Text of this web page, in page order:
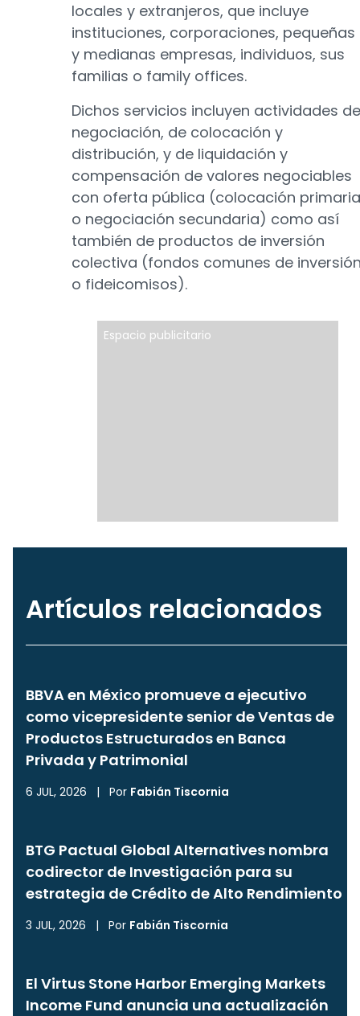
locales y extranjeros, que incluye
instituciones, corporaciones, pequeñas
y medianas empresas, individuos, sus
familias o family offices.
Dichos servicios incluyen actividades de
negociación, de colocación y
distribución, y de liquidación y
compensación de valores negociables
con oferta pública (colocación primaria
o negociación secundaria) como así
también de productos de inversión
colectiva (fondos comunes de
o fideicomisos).
Espacio publicitario
Artículos relacionados
BBVA en México promueve a ejecutivo
como vicepresidente senior de Ventas de
Productos Estructurados en Banca
Privada y Patrimonial
6 JUL, 2026 | Por Fabián Tiscornia
BTG Pactual Global Alternatives nombra
codirector de Investigación para su
estrategia de Crédito de Alto Rendimiento
3 JUL, 2026 | Por Fabián Tiscornia
El Virtus Stone Harbor Emerging Markets
Income Fund anuncia una actualización